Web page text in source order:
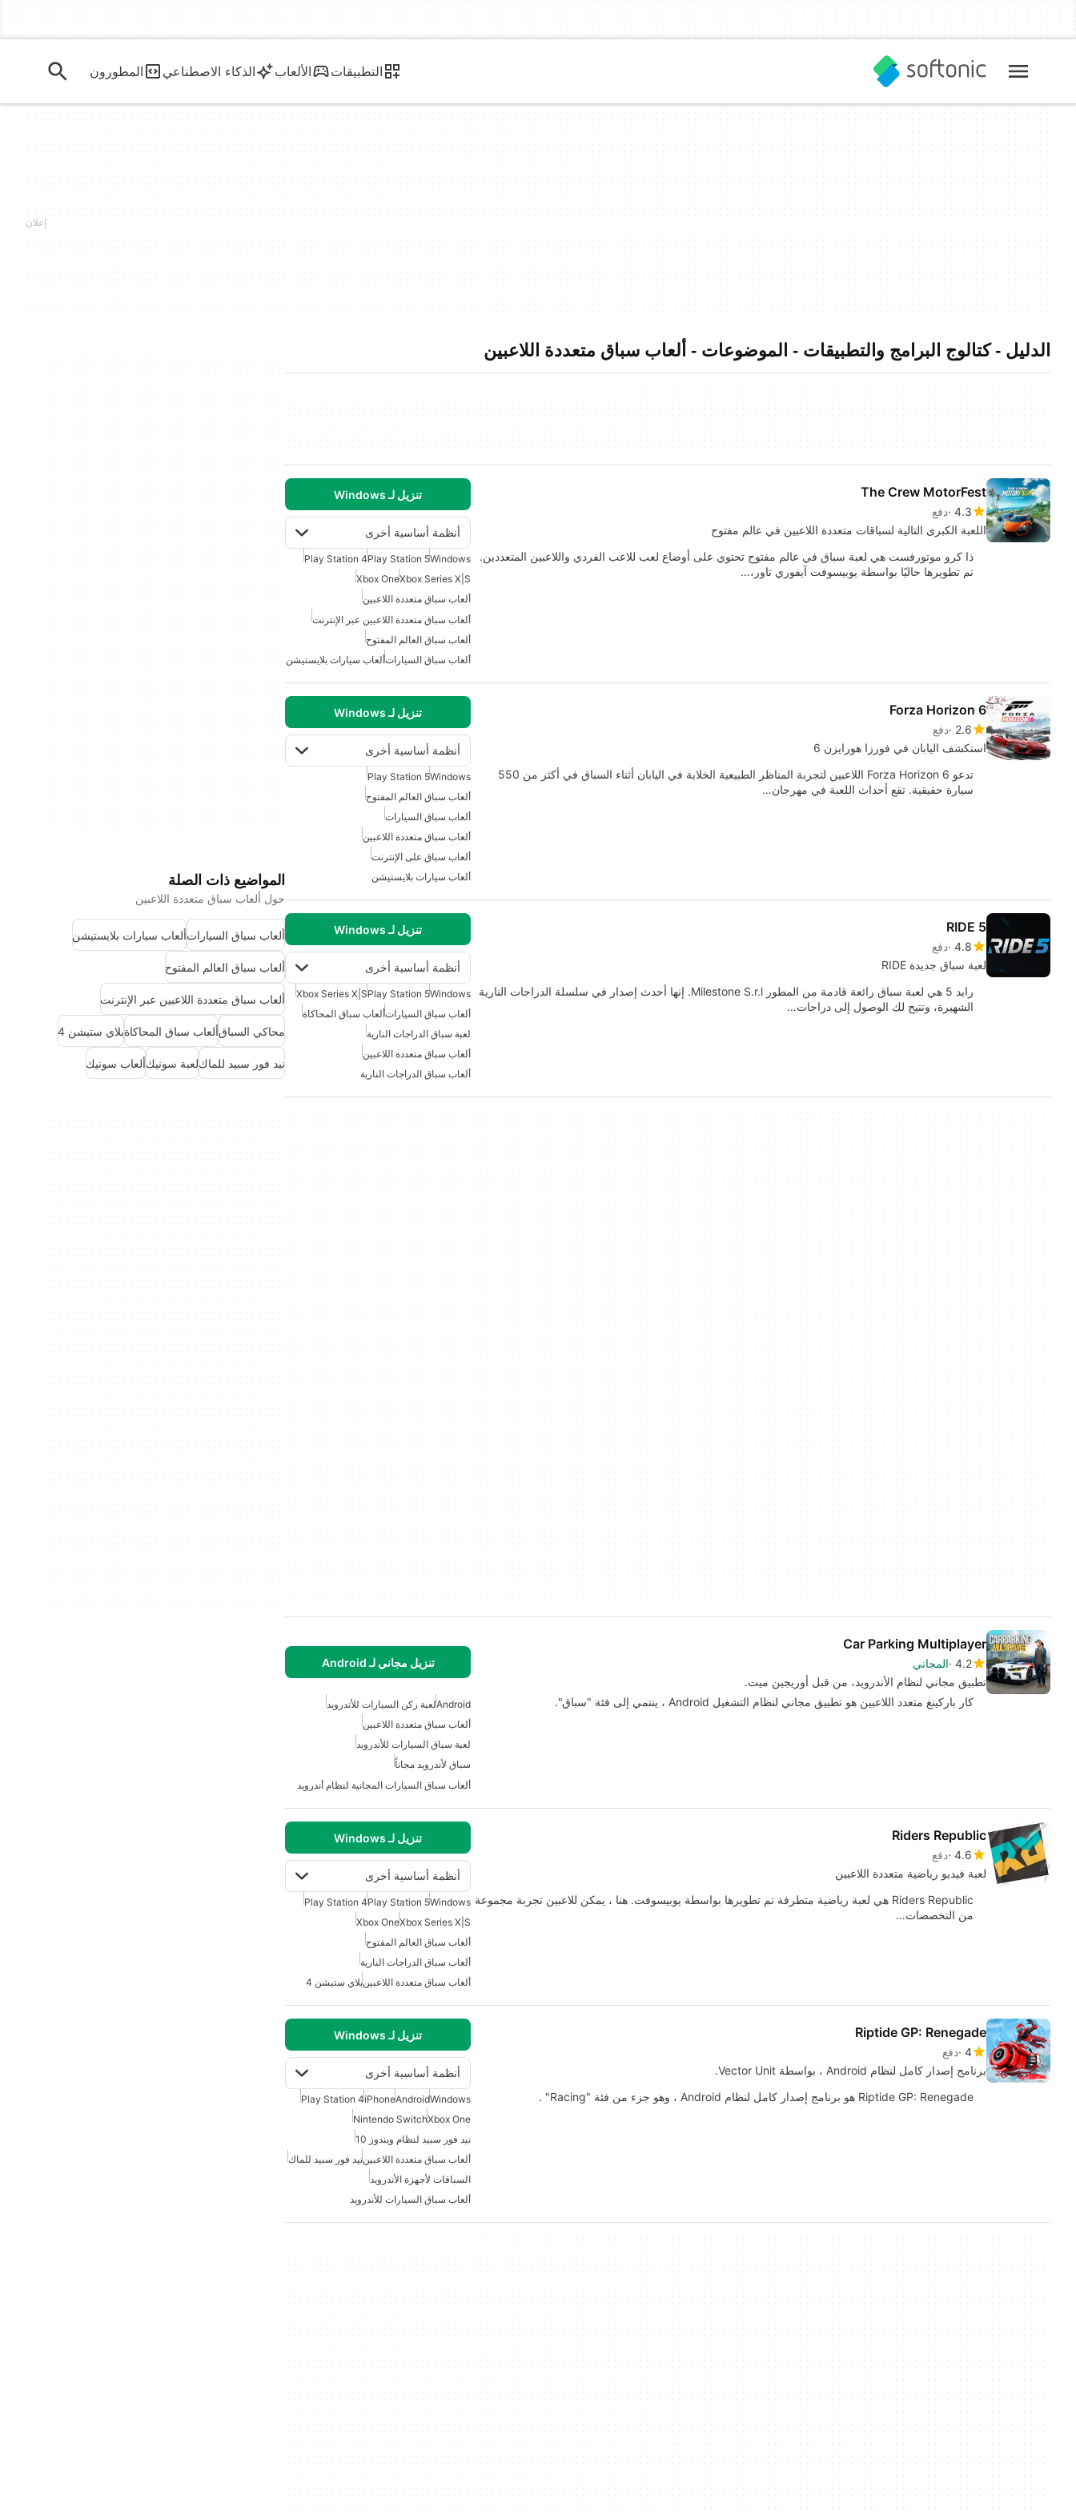
التطبيقات الألعاب الذكاء الاصطناعي المطورون
الدليل - كتالوج البرامج والتطبيقات - الموضوعات - ألعاب سباق متعددة اللاعبين
The Crew MotorFest
4.3 دفع
اللعبة الكبرى التالية لسباقات متعددة اللاعبين في عالم مفتوح
تنزيل لـ Windows
أنظمة أساسية أخرى
ذا كرو موتورفست هي لعبة سباق في عالم مفتوح تحتوي على أوضاع لعب للاعب الفردي واللاعبين المتعددين.
تم تطويرها حاليًا بواسطة يوبيسوفت آيفوري تاور،…
Windows
Play Station 5
Play Station 4
Xbox Series X|S
Xbox One
ألعاب سباق متعددة اللاعبين
ألعاب سباق متعددة اللاعبين عبر الإنترنت
ألعاب سباق العالم المفتوح
ألعاب سباق السياراتألعاب سيارات بلايستيشن
Forza Horizon 6
2.6 دفع
استكشف اليابان في فورزا هورايزن 6
تنزيل لـ Windows
أنظمة أساسية أخرى
تدعو Forza Horizon 6 اللاعبين لتجربة المناظر الطبيعية الخلابة في اليابان أثناء السباق في أكثر من 550
سيارة حقيقية. تقع أحداث اللعبة في مهرجان…
Windows
Play Station 5
ألعاب سباق العالم المفتوح
ألعاب سباق السيارات
ألعاب سباق متعددة اللاعبين
ألعاب سباق على الإنترنت
ألعاب سيارات بلايستيشن
RIDE 5
4.8 دفع
لعبة سباق جديدة RIDE
تنزيل لـ Windows
أنظمة أساسية أخرى
رايد 5 هي لعبة سباق رائعة قادمة من المطور Milestone S.r.l. إنها أحدث إصدار في سلسلة الدراجات النارية
الشهيرة، وتتيح لك الوصول إلى دراجات…
Windows
Play Station 5
Xbox Series X|S
ألعاب سباق السياراتألعاب سباق المحاكاة
لعبة سباق الدراجات النارية
ألعاب سباق متعددة اللاعبين
ألعاب سباق الدراجات النارية
Car Parking Multiplayer
4.2 المجاني
تطبيق مجاني لنظام الأندرويد، من قبل أوريجين ميت.
تنزيل مجاني لـ Android
كار باركينغ متعدد اللاعبين هو تطبيق مجاني لنظام التشغيل Android ، ينتمي إلى فئة "سباق". Androidلعبة ركن السيارات للأندرويد
ألعاب سباق متعددة اللاعبين
لعبة سباق السيارات للأندرويد
سباق لأندرويد مجاناً
ألعاب سباق السيارات المجانية لنظام أندرويد
Riders Republic
4.6 دفع
لعبة فيديو رياضية متعددة اللاعبين
تنزيل لـ Windows
أنظمة أساسية أخرى
Riders Republic هي لعبة رياضية متطرفة تم تطويرها بواسطة يوبيسوفت. هنا ، يمكن للاعبين تجربة مجموعة
من التخصصات…
Windows
Play Station 5
Play Station 4
Xbox Series X|S
Xbox One
ألعاب سباق العالم المفتوح
ألعاب سباق الدراجات النارية
ألعاب سباق متعددة اللاعبينبلاي ستيشن 4
Riptide GP: Renegade
4 دفع
برنامج إصدار كامل لنظام Android ، بواسطة Vector Unit.
تنزيل لـ Windows
أنظمة أساسية أخرى
Riptide GP: Renegade هو برنامج إصدار كامل لنظام Android ، وهو جزء من فئة "Racing" .
Windows
Android
iPhone
Play Station 4
Xbox One
Nintendo Switch
نيد فور سبيد لنظام ويندوز 10
ألعاب سباق متعددة اللاعبيننيد فور سبيد للماك
السباقات لأجهزة الأندرويد
ألعاب سباق السيارات للأندرويد
المواضيع ذات الصلة
حول ألعاب سباق متعددة اللاعبين
ألعاب سباق السياراتألعاب سيارات بلايستيشن
ألعاب سباق العالم المفتوح
ألعاب سباق متعددة اللاعبين عبر الإنترنت
محاكي السباقألعاب سباق المحاكاةبلاي ستيشن 4
نيد فور سبيد للماكلعبة سونيكألعاب سونيك